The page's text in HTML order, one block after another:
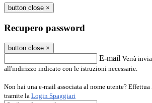
button close ×
Recupero password
button close ×
E-mail Verrà
all'indirizzo indicato con le istruzioni necessarie.
Non hai una e-mail associata al nome utente?
tramite la Login Spaggiari